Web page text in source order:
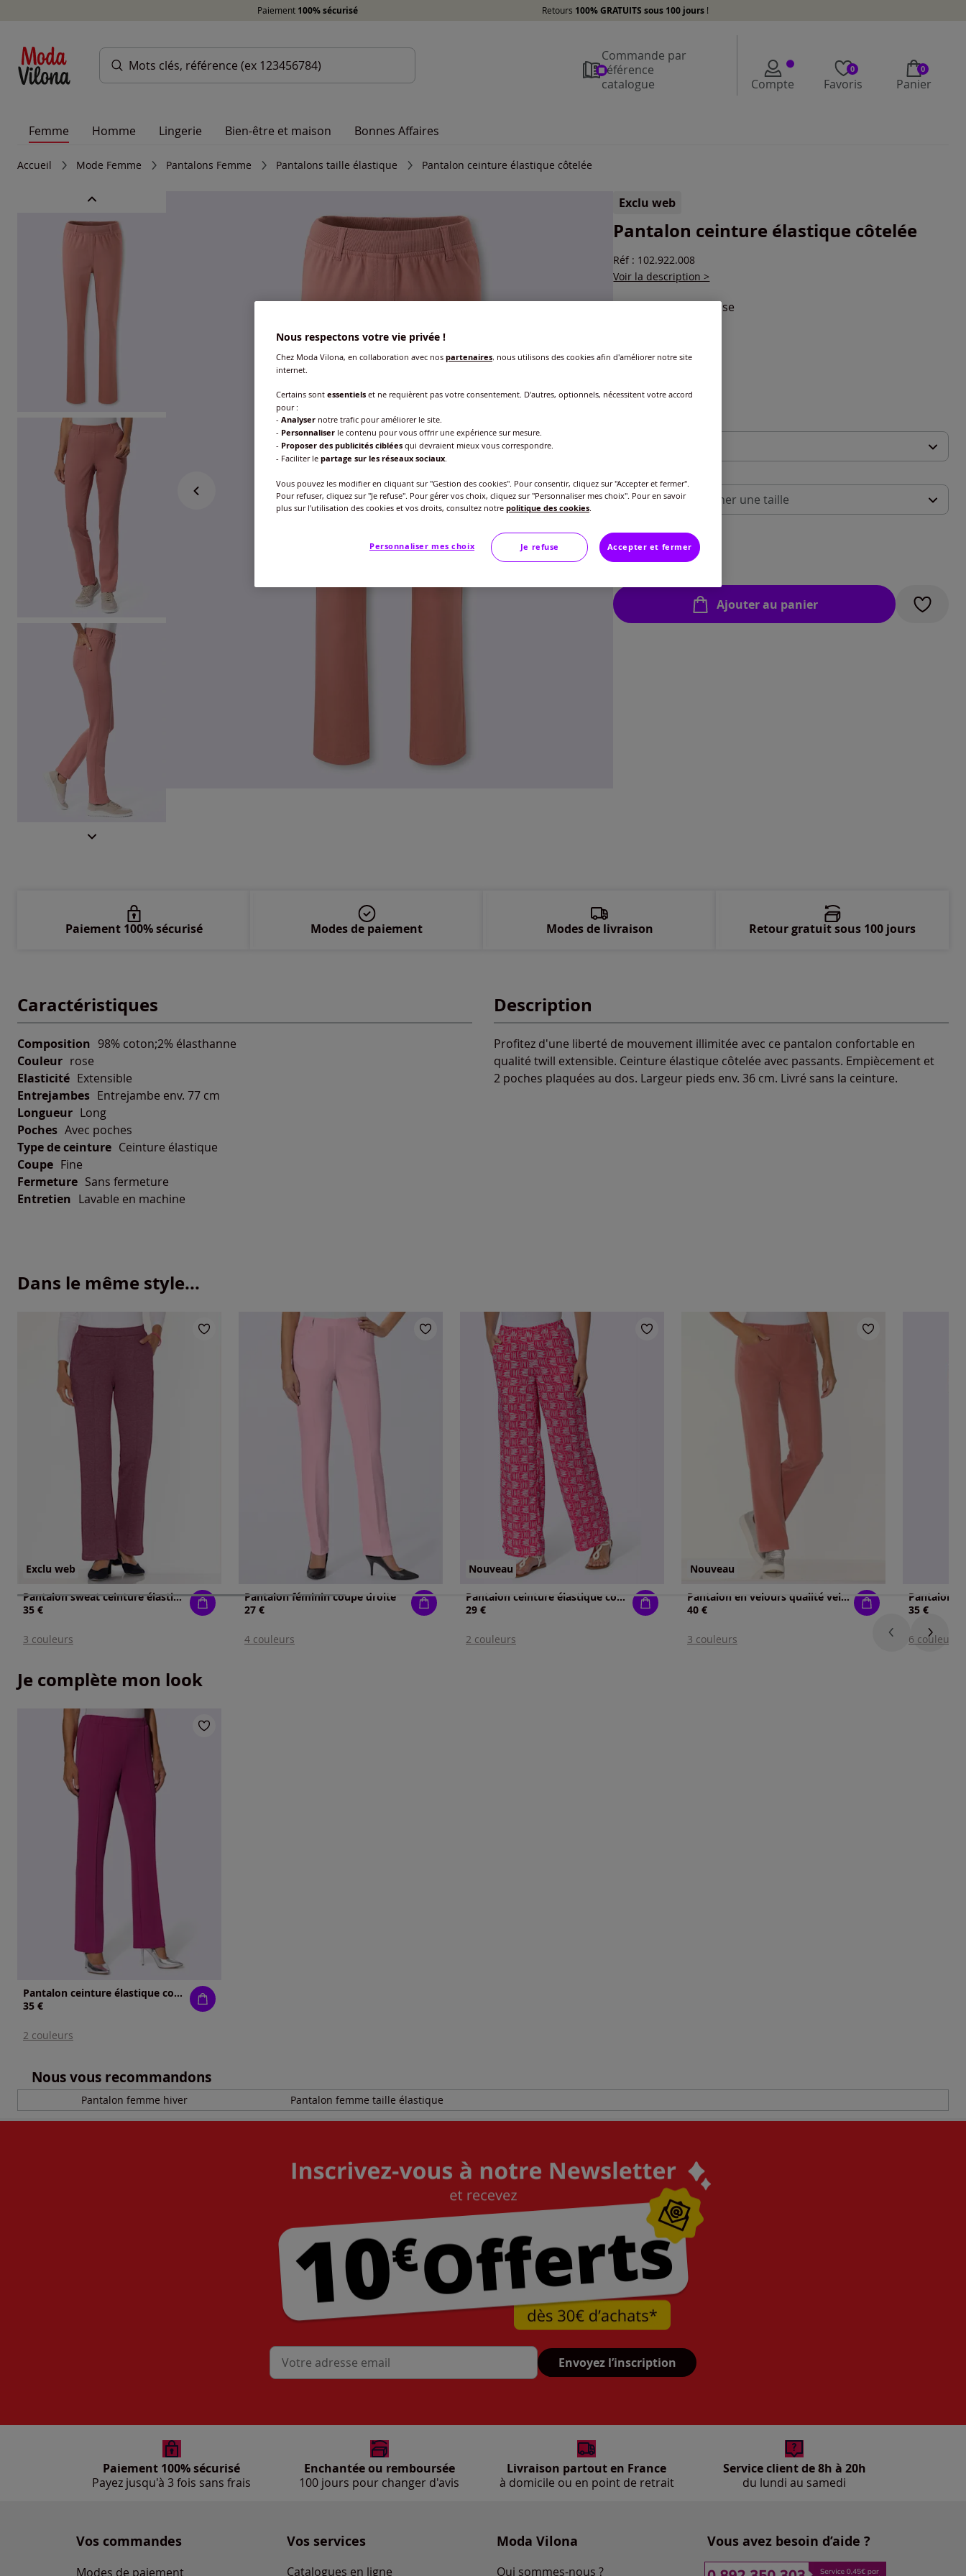
Paiement 100% sécurisé Retours 100% GRATUITS sous 100 jours !
Commande par
référence
catalogue
Compte
0
Favoris
0
Panier
Femme Homme Lingerie Bien-être et maison Bonnes Affaires
Accueil Mode Femme Pantalons Femme Pantalons taille élastique Pantalon ceinture élastique côtelée
Exclu web
Pantalon ceinture élastique côtelée
Réf : 102.922.008
Voir la description >
bois de rose
Longueur courte
Veuillez sélectionner une taille
40 -épuisé
35€
Ajouter au panier
Caractéristiques
Composition 98% coton;2% élasthanne
Couleur rose
Elasticité Extensible
Entrejambes Entrejambe env. 77 cm
Longueur Long
Poches Avec poches
Type de ceinture Ceinture élastique
Coupe Fine
Fermeture Sans fermeture
Entretien Lavable en machine
Description
Profitez d'une liberté de mouvement illimitée avec ce pantalon confortable en
qualité twill extensible. Ceinture élastique côtelée avec passants. Empiècement et
2 poches plaquées au dos. Largeur pieds env. 36 cm. Livré sans la ceinture.
Paiement 100% sécurisé Modes de paiement Modes de livraison Retour gratuit sous 100 jours
Dans le même style...
Exclu web
Pantalon sweat ceinture élastique au dos
35 €
3 couleurs
Pantalon féminin coupe droite
27 €
4 couleurs
Nouveau
Pantalon ceinture élastique confortable
29 €
2 couleurs
Nouveau
Pantalon en velours qualité velours douce
40 €
3 couleurs
35 €
6 couleurs
Je complète mon look
Pantalon ceinture élastique confortable
35 €
2 couleurs
Nous vous recommandons
Pantalon femme hiver Pantalon femme taille élastique
Mon adresse mail Envoyez l’inscription
Paiement 100% sécurisé
Payez jusqu'à 3 fois sans frais
Enchantée ou remboursée
100 jours pour changer d'avis
Livraison partout en France
à domicile ou en point de retrait
Service client de 8h à 20h
du lundi au samedi
Vos commandes
Modes de paiement
Vos services
Catalogues en ligne
Moda Vilona
Qui sommes-nous ?
Vous avez besoin d’aide ?
Nous respectons votre vie privée !
Chez Moda Vilona, en collaboration avec nos partenaires, nous utilisons des cookies afin d'améliorer notre site
internet.
Certains sont essentiels et ne requièrent pas votre consentement. D'autres, optionnels, nécessitent votre accord
pour :
- Analyser notre trafic pour améliorer le site.
- Personnaliser le contenu pour vous offrir une expérience sur mesure.
- Proposer des publicités ciblées qui devraient mieux vous correspondre.
- Faciliter le partage sur les réseaux sociaux.
Vous pouvez les modifier en cliquant sur "Gestion des cookies". Pour consentir, cliquez sur "Accepter et fermer".
Pour refuser, cliquez sur "Je refuse". Pour gérer vos choix, cliquez sur "Personnaliser mes choix". Pour en savoir
plus sur l'utilisation des cookies et vos droits, consultez notre politique des cookies.
Personnaliser mes choix Je refuse Accepter et fermer